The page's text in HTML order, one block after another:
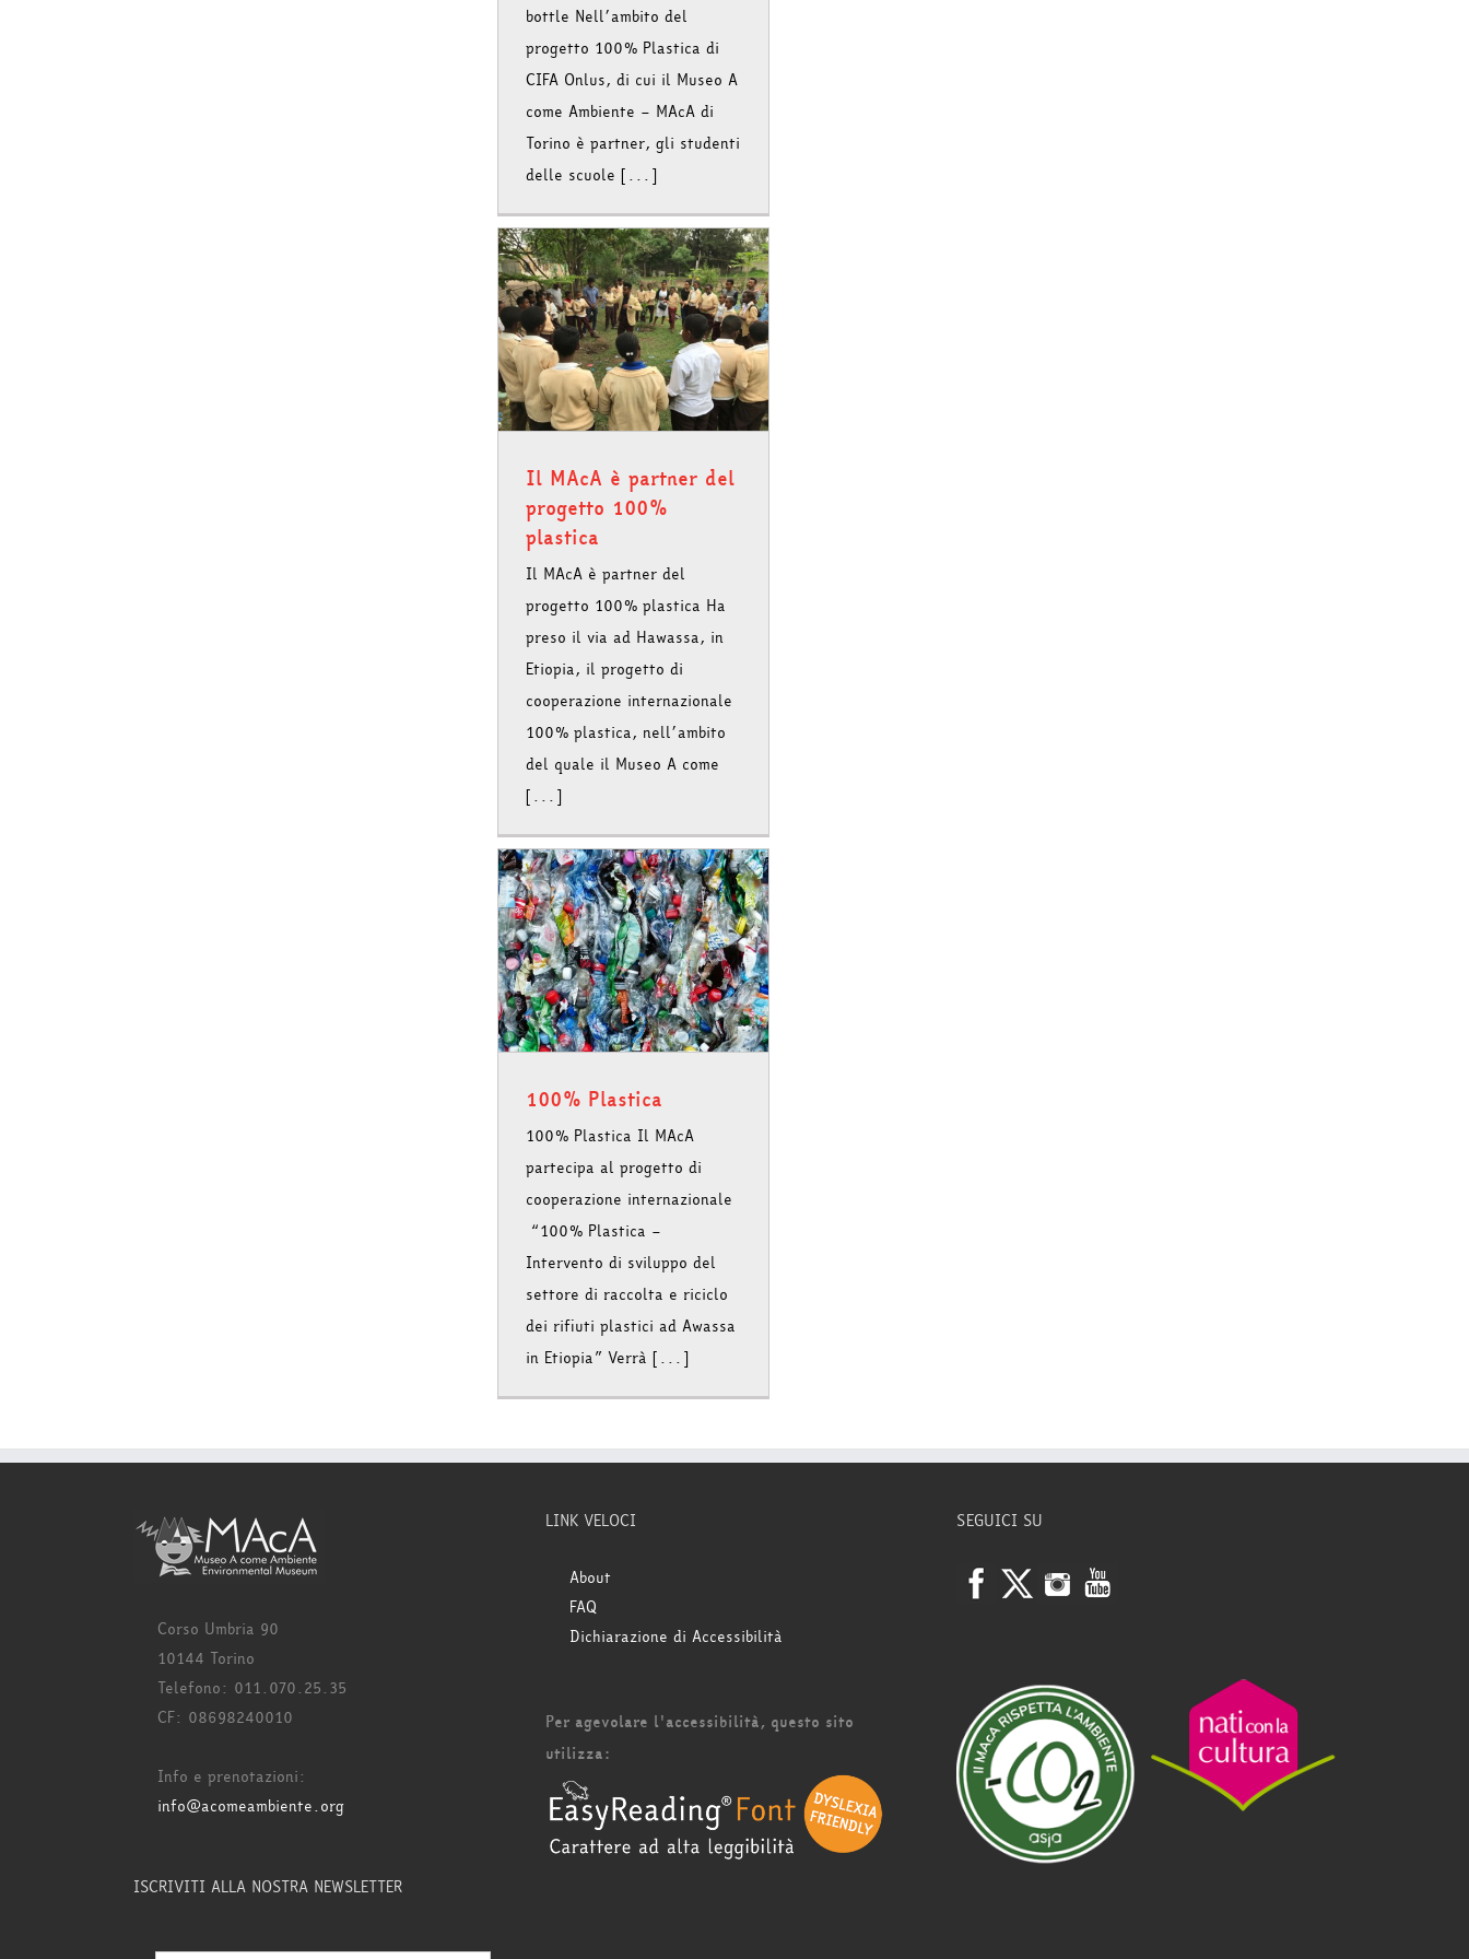
bottle Nell’ambito del
progetto 100% Plastica di
CIFA Onlus, di cui il Museo A
come Ambiente – MAcA di
Torino è partner, gli studenti
delle scuole [...]
Il MAcA è partner del
progetto 100%
plastica
Il MAcA è partner del
progetto 100% plastica Ha
preso il via ad Hawassa, in
Etiopia, il progetto di
cooperazione internazionale
100% plastica, nell’ambito
del quale il Museo A come
[...]
100% Plastica
100% Plastica Il MAcA
partecipa al progetto di
cooperazione internazionale
“100% Plastica –
Intervento di sviluppo del
settore di raccolta e riciclo
dei rifiuti plastici ad Awassa
in Etiopia” Verrà [...]
Corso Umbria 90
10144 Torino
Telefono: 011.070.25.35
CF: 08698240010
Info e prenotazioni:
info@acomeambiente.org
ISCRIVITI ALLA NOSTRA NEWSLETTER
LINK VELOCI
About
FAQ
Dichiarazione di Accessibilità
Per agevolare l'accessibilità, questo sito
utilizza:
SEGUICI SU